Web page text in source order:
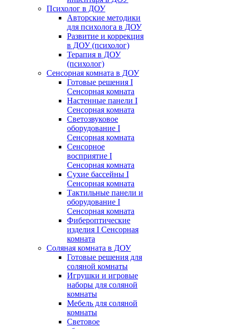
Психолог в ДОУ
Авторские методики
для психолога в ДОУ
Развитие и коррекция
в ДОУ (психолог)
Терапия в ДОУ
(психолог)
Сенсорная комната в ДОУ
Готовые решения I
Сенсорная комната
Настенные панели I
Сенсорная комната
Светозвуковое
оборудование I
Сенсорная комната
Сенсорное
восприятие I
Сенсорная комната
Сухие бассейны I
Сенсорная комната
Тактильные панели и
оборудование I
Сенсорная комната
Фибероптические
изделия I Сенсорная
комната
Соляная комната в ДОУ
Готовые решения для
соляной комнаты
Игрушки и игровые
наборы для соляной
комнаты
Мебель для соляной
комнаты
Световое